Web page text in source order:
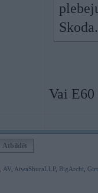
Skoda.
Vai
Atbildēt
AV AiwaShuraLLP, BigArchi